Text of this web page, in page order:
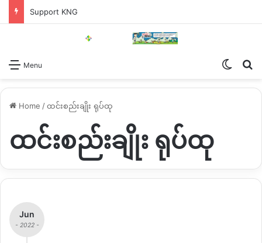
Support KNG
Menu
Home /ထင်းစည်းချိုး ရုပ်ထု
ထင်းစည်းချိုး ရုပ်ထု
Jun
- 2022 -